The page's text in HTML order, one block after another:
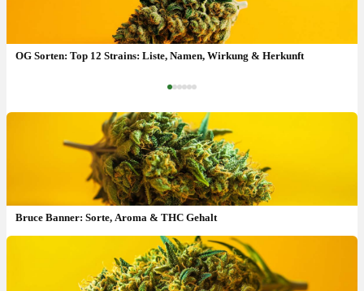
OG Sorten: Top 12 Strains: Liste, Namen, Wirkung & Herkunft
Critical Mass Sorte: Ertrag, THC-Gehalt & wie anbauen?
Bruce Banner: Sorte, Aroma & THC Gehalt